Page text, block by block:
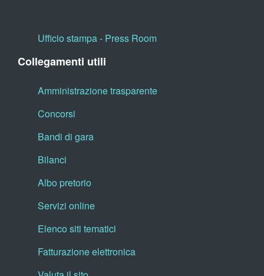
Ufficio stampa - Press Room
Collegamenti utili
Amministrazione trasparente
Concorsi
Bandi di gara
Bilanci
Albo pretorio
Servizi online
Elenco siti tematici
Fatturazione elettronica